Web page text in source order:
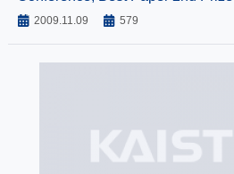
2009.11.09 579